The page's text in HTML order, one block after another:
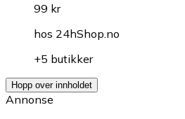
99 kr
hos 24hShop.no
+5 butikker
Hopp over innholdet
Annonse